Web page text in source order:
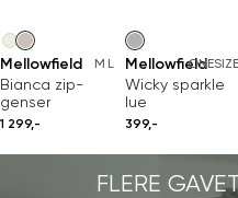
Mellowfield M L
Bianca zip-
genser
1 299,-
MellowfieldONESIZE
Wicky sparkle
lue
399,-
FLERE